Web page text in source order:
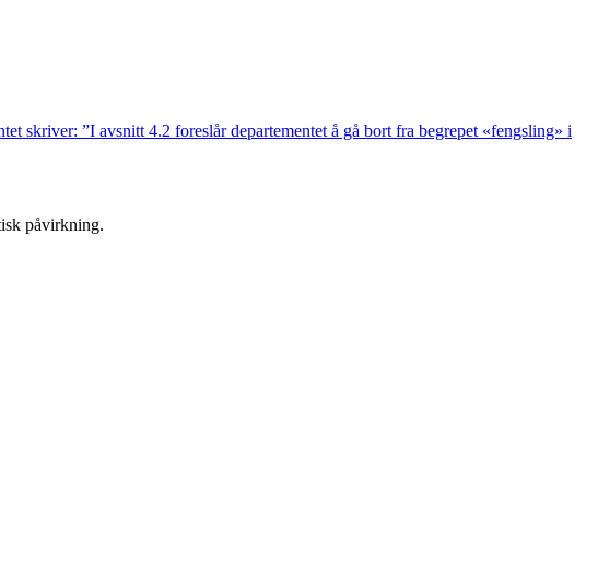
skriver: ”I avsnitt 4.2 foreslår departementet å gå bort fra begrepet «fengsling» i
påvirkning.